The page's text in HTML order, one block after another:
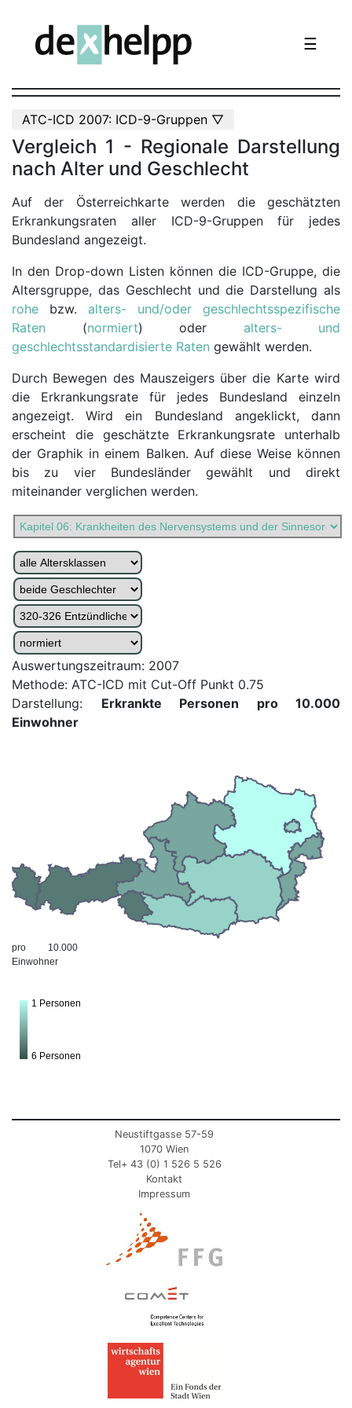
☰
ATC-ICD 2007: ICD-9-Gruppen ▽
Vergleich 1 - Regionale Darstellung
nach Alter und Geschlecht
Auf der Österreichkarte werden die geschätzten
Erkrankungsraten aller ICD-9-Gruppen für jedes
Bundesland angezeigt.
In den Drop-down Listen können die ICD-Gruppe, die
Altersgruppe, das Geschlecht und die Darstellung als
rohe bzw. alters- und/oder geschlechtsspezifische
Raten (normiert) oder alters- und
geschlechtsstandardisierte Raten gewählt werden.
Durch Bewegen des Mauszeigers über die Karte wird
die Erkrankungsrate für jedes Bundesland einzeln
angezeigt. Wird ein Bundesland angeklickt, dann
erscheint die geschätzte Erkrankungsrate unterhalb
der Graphik in einem Balken. Auf diese Weise können
bis zu vier Bundesländer gewählt und direkt
miteinander verglichen werden.
Auswertungszeitraum: 2007
Methode: ATC-ICD mit Cut-Off Punkt 0.75
Darstellung: Erkrankte Personen pro 10.000
Einwohner
pro 10.000
Einwohner
1 Personen
6 Personen
Neustiftgasse 57-59
1070 Wien
Tel+ 43 (0) 1 526 5 526
Kontakt
Impressum